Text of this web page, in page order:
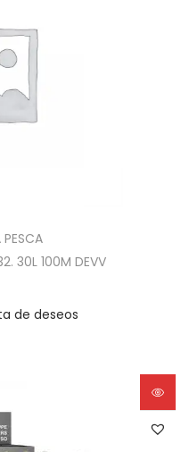
PESCA
30L 100M DEVV
de deseos